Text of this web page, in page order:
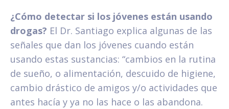
¿Cómo detectar si los jóvenes están usando
drogas? El Dr. Santiago explica algunas de las
señales que dan los jóvenes cuando están
usando estas sustancias: “cambios en la rutina
de sueño, o alimentación, descuido de higiene,
cambio drástico de amigos y/o actividades que
antes hacía y ya no las hace o las abandona.